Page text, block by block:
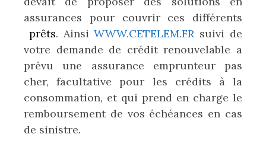
assurances pour couvrir ces différents
prêts. AinsiWWW.CETELEM.FR suivi de
votre demande de crédit renouvelable a
prévu une assurance emprunteur pas
cher, facultative pour les crédits à la
consommation, et qui prend en charge le
remboursement de vos échéances en cas
de sinistre.